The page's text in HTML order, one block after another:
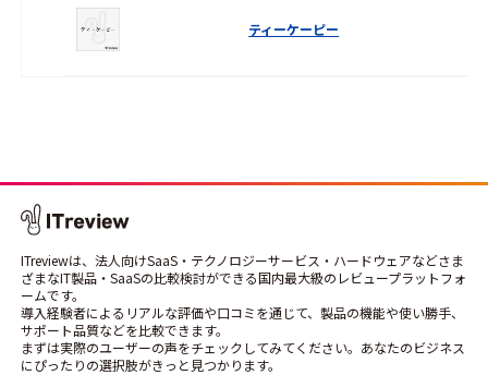
ティーケーピー
ITreviewは、法人向けSaaS・テクノロジーサービス・ハードウェアなどさま
ざまなIT製品・SaaSの比較検討ができる国内最大級のレビュープラットフォ
ームです。
導入経験者によるリアルな評価や口コミを通じて、製品の機能や使い勝手、
サポート品質などを比較できます。
まずは実際のユーザーの声をチェックしてみてください。あなたのビジネス
にぴったりの選択肢がきっと見つかります。